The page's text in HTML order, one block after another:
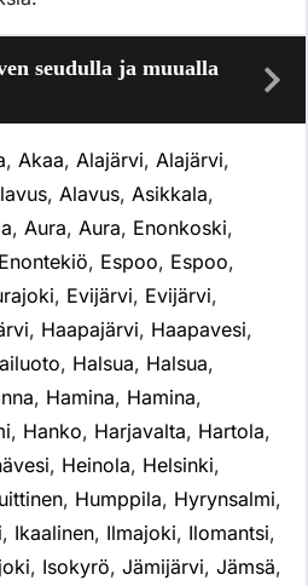
seudulla ja muualla
, Akaa, Alajärvi, Alajärvi,
, Alavus, Asikkala,
, Aura, Aura, Enonkoski,
Enontekiö, Espoo, Espoo,
, Evijärvi, Evijärvi,
, Haapajärvi, Haapavesi,
, Halsua, Halsua,
, Hamina, Hamina,
, Hanko, Harjavalta, Hartola,
, Heinola, Helsinki,
, Humppila, Hyrynsalmi,
, Ikaalinen, Ilmajoki, Ilomantsi,
, Isokyrö, Jämijärvi, Jämsä,